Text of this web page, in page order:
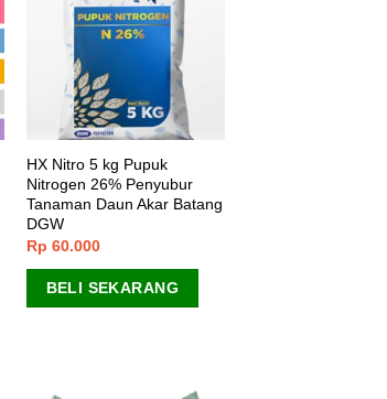
HX Nitro 5 kg Pupuk
Nitrogen 26% Penyubur
Tanaman Daun Akar Batang
DGW
Rp 60.000
BELI SEKARANG